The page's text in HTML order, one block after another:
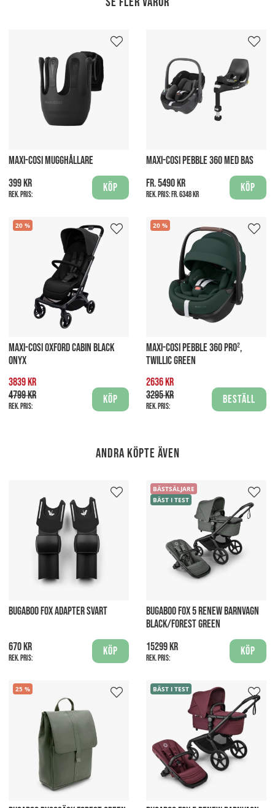
MAXI-COSI MUGGHÅLLARE
399 kr
Rek. pris:
Köp
MAXI-COSI PEBBLE 360 MED BAS
fr. 5490 kr
Rek. pris: fr. 6348 kr
Köp
20
MAXI-COSI OXFORD CABIN BLACK
ONYX
3839 kr
4799 kr
Rek. pris:
Köp
20
MAXI-COSI PEBBLE 360 PRO²,
TWILLIC GREEN
2636 kr
3295 kr
Rek. pris:
Beställ
Andra köpte även
BUGABOO FOX ADAPTER SVART
670 kr
Rek. pris:
Köp
BÄSTSÄLJARE
BÄST I TEST
BUGABOO FOX 5 RENEW BARNVAGN
BLACK/FOREST GREEN
15299 kr
Rek. pris:
Köp
25 BÄST I TEST